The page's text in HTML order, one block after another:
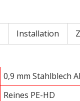
Installation
0,9 mm Stahlblech
Reines PE-HD